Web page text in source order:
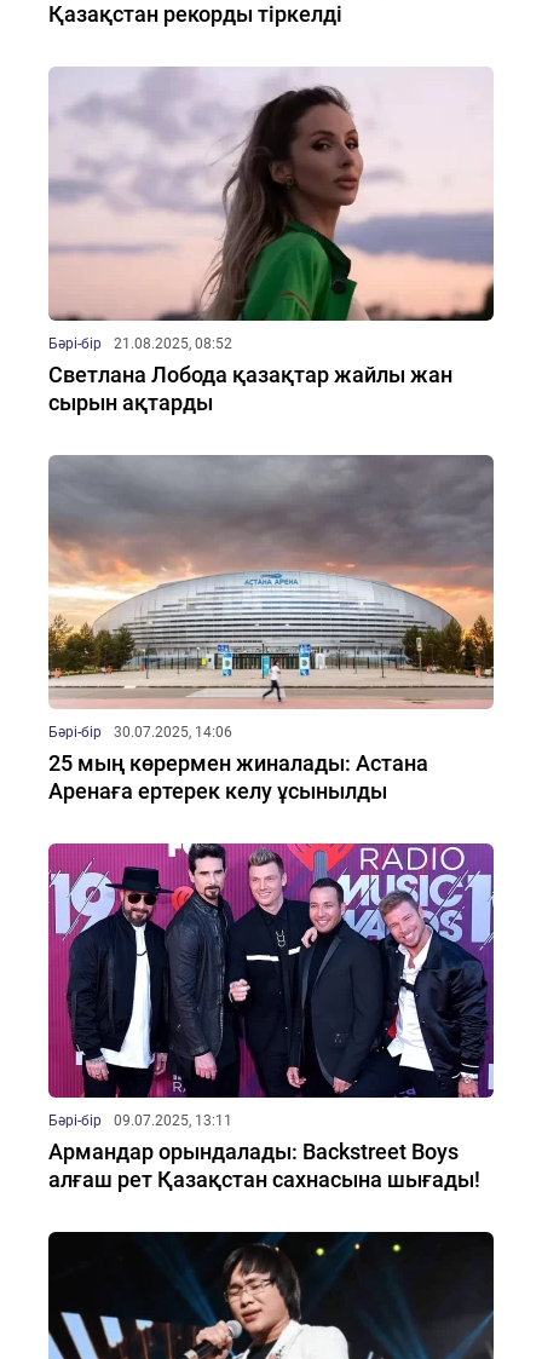
Қазақстан рекорды тіркелді
Бәрі-бір 21.08.2025, 08:52
Светлана Лобода қазақтар жайлы жан
сырын ақтарды
Бәрі-бір 30.07.2025, 14:06
25 мың көрермен жиналады: Астана
Аренаға ертерек келу ұсынылды
Бәрі-бір 09.07.2025, 13:11
Армандар орындалады: Backstreet Boys
алғаш рет Қазақстан сахнасына шығады!